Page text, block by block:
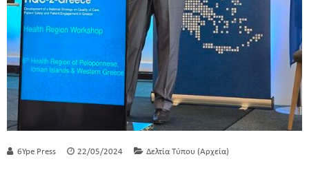
6Ype Press 22/05/2024 Δελτία Τύπου (Αρχεία)